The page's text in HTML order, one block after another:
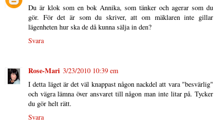
Du är klok som en bok Annika, som tänker och agerar som du
gör. För det är som du skriver, att om mäklaren inte gillar
lägenheten hur ska de då kunna sälja in den?
Svara
Rose-Mari 3/23/2010 10:39 em
I detta läget är det väl knappast någon nackdel att vara "besvärlig"
och vägra lämna över ansvaret till någon man inte litar på. Tycker
du gör helt rätt.
Svara